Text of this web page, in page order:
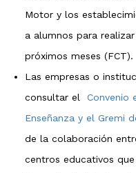
Motor y los
a alumnos para
próximos meses (FCT).
Las empresas o
consultar el Convenio
Enseñanza y el Gremi
de la colaboración
centros educativos